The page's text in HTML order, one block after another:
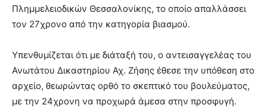
Πλημμελειοδικών Θεσσαλονίκης, το οποίο απαλλάσσει
τον 27χρονο από την κατηγορία βιασμού.
Υπενθυμίζεται ότι με διάταξή του, ο αντεισαγγελέας του
Ανωτάτου Δικαστηρίου Αχ. Ζήσης έθεσε την υπόθεση στο
αρχείο, θεωρώντας ορθό το σκεπτικό του βουλεύματος,
με την 24χρονη να προχωρά άμεσα στην προσφυγή.